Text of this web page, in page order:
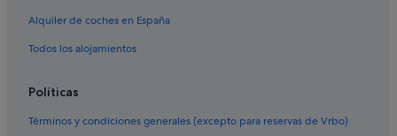
Alquiler de coches en España
Todos los alojamientos
Políticas
Términos y condiciones generales (excepto para reservas de Vrbo)